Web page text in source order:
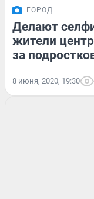
ГОРОД
Делают
жители
за
8 июня, 2020, 19:30